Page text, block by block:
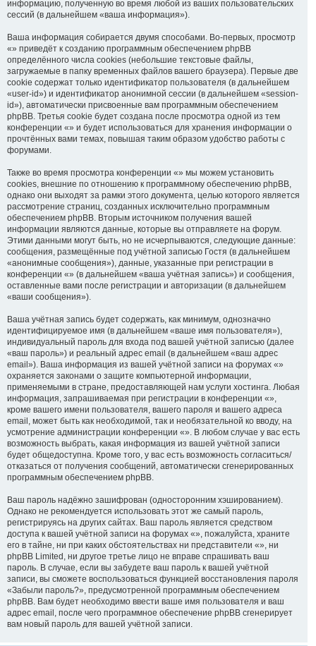
информацию, полученную во время любой из ваших пользовательских
сессий (в дальнейшем «ваша информация»).
Ваша информация собирается двумя способами. Во-первых, просмотр
«» приведёт к созданию программным обеспечением phpBB
определённого числа cookies (небольшие текстовые файлы,
загружаемые в папку временных файлов вашего браузера). Первые две
cookie содержат только идентификатор пользователя (в дальнейшем
«user-id») и идентификатор анонимной сессии (в дальнейшем «session-
id»), автоматически присвоенные вам программным обеспечением
phpBB. Третья cookie будет создана после просмотра одной из тем
конференции «» и будет использоваться для хранения информации о
прочтённых вами темах, повышая таким образом удобство работы с
форумами.
Также во время просмотра конференции «» мы можем установить
cookies, внешние по отношению к программному обеспечению phpBB,
однако они выходят за рамки этого документа, целью которого является
рассмотрение страниц, созданных исключительно программным
обеспечением phpBB. Вторым источником получения вашей
информации являются данные, которые вы отправляете на форум.
Этими данными могут быть, но не исчерпываются, следующие данные:
сообщения, размещённые под учётной записью Гостя (в дальнейшем
«анонимные сообщения»), данные, указанные при регистрации в
конференции «» (в дальнейшем «ваша учётная запись») и сообщения,
оставленные вами после регистрации и авторизации (в дальнейшем
«ваши сообщения»).
Ваша учётная запись будет содержать, как минимум, однозначно
идентифицируемое имя (в дальнейшем «ваше имя пользователя»),
индивидуальный пароль для входа под вашей учётной записью (далее
«ваш пароль») и реальный адрес email (в дальнейшем «ваш адрес
email»). Ваша информация из вашей учётной записи на форумах «»
охраняется законами о защите компьютерной информации,
применяемыми в стране, предоставляющей нам услуги хостинга. Любая
информация, запрашиваемая при регистрации в конференции «»,
кроме вашего имени пользователя, вашего пароля и вашего адреса
email, может быть как необходимой, так и необязательной ко вводу, на
усмотрение администрации конференции «». В любом случае у вас есть
возможность выбрать, какая информация из вашей учётной записи
будет общедоступна. Кроме того, у вас есть возможность согласиться/
отказаться от получения сообщений, автоматически сгенерированных
программным обеспечением phpBB.
Ваш пароль надёжно зашифрован (односторонним хэшированием).
Однако не рекомендуется использовать этот же самый пароль,
регистрируясь на других сайтах. Ваш пароль является средством
доступа к вашей учётной записи на форумах «», пожалуйста, храните
его в тайне, ни при каких обстоятельствах ни представители «», ни
phpBB Limited, ни другое третье лицо не вправе спрашивать ваш
пароль. В случае, если вы забудете ваш пароль к вашей учётной
записи, вы сможете воспользоваться функцией восстановления пароля
«Забыли пароль?», предусмотренной программным обеспечением
phpBB. Вам будет необходимо ввести ваше имя пользователя и ваш
адрес email, после чего программное обеспечение phpBB сгенерирует
вам новый пароль для вашей учётной записи.